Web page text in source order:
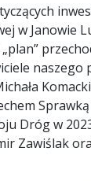
w Janowie
naszego
Dróg w
Zawiślak